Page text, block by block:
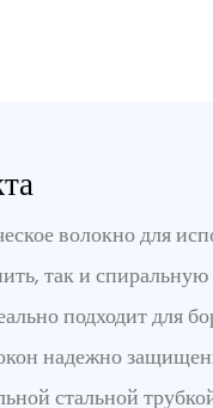
волокно для
так и спиральную
подходит для
надежно
стальной